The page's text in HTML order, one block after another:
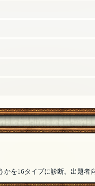
かを16タイプに診断。出題